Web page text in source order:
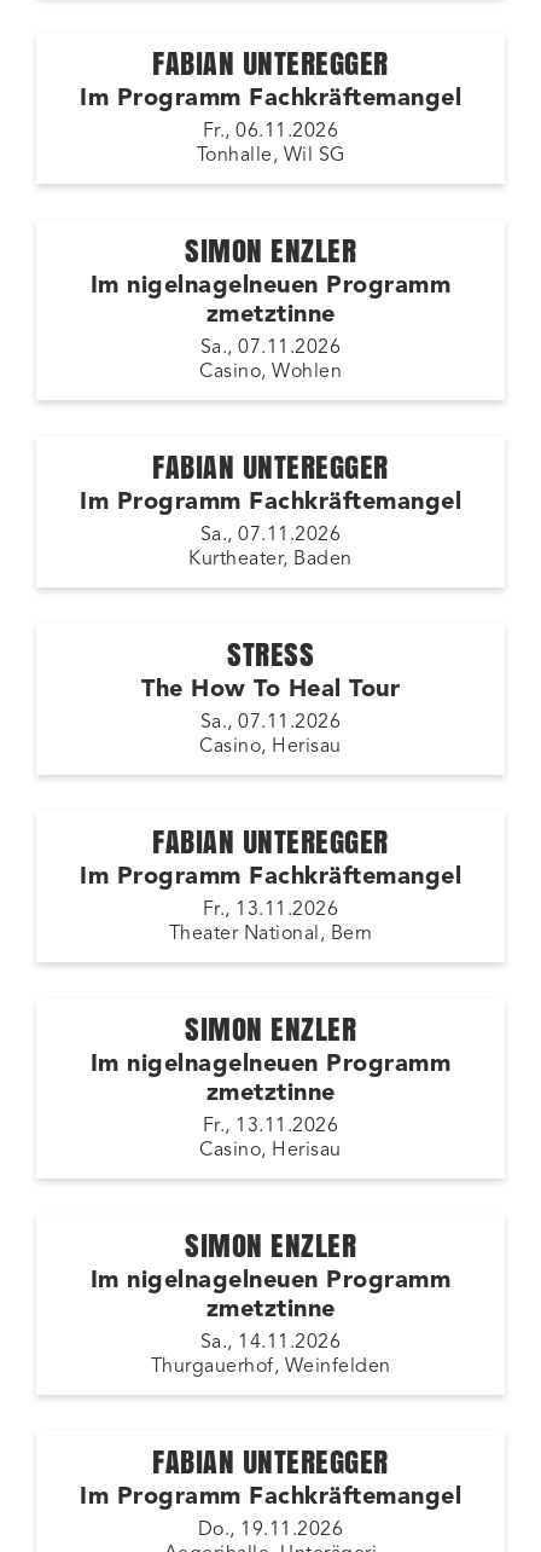
FABIAN UNTEREGGER
Im Programm Fachkräftemangel
Fr., 06.11.2026
Tonhalle, Wil SG
SIMON ENZLER
Im nigelnagelneuen Programm
zmetztinne
Sa., 07.11.2026
Casino, Wohlen
FABIAN UNTEREGGER
Im Programm Fachkräftemangel
Sa., 07.11.2026
Kurtheater, Baden
STRESS
The How To Heal Tour
Sa., 07.11.2026
Casino, Herisau
FABIAN UNTEREGGER
Im Programm Fachkräftemangel
Fr., 13.11.2026
Theater National, Bern
SIMON ENZLER
Im nigelnagelneuen Programm
zmetztinne
Fr., 13.11.2026
Casino, Herisau
SIMON ENZLER
Im nigelnagelneuen Programm
zmetztinne
Sa., 14.11.2026
Thurgauerhof, Weinfelden
FABIAN UNTEREGGER
Im Programm Fachkräftemangel
Do., 19.11.2026